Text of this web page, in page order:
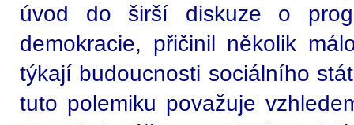
úvod do širší diskuze o
demokracie, přičinil několik
týkají budoucnosti sociálního
tuto polemiku považuje